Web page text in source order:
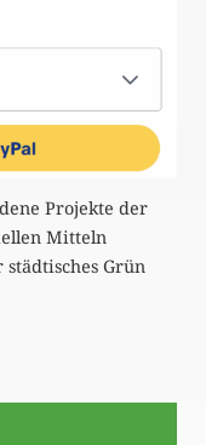
Projekte der
Mitteln
Grün